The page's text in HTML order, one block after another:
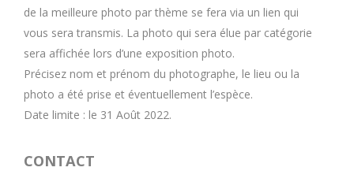
de la meilleure photo par thème se fera via un lien qui
vous sera transmis. La photo qui sera élue par catégorie
sera affichée lors d’une exposition photo.
Précisez nom et prénom du photographe, le lieu ou la
photo a été prise et éventuellement l’espèce.
Date limite : le 31 Août 2022.
CONTACT